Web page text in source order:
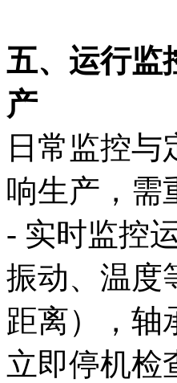
五、运行监
产
日常监控
响生产，需
- 实时监控
振动、温度
距离），轴
立即停机检